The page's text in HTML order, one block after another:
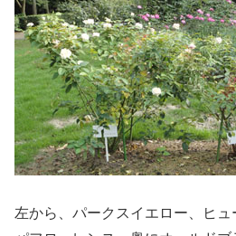
左から、パークスイエロー、ヒ